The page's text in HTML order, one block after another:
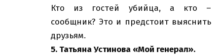
Кто из гостей убийца, а кто –
сообщник? Это и предстоит выяснить
друзьям.
5. Татьяна Устинова «Мой генерал».